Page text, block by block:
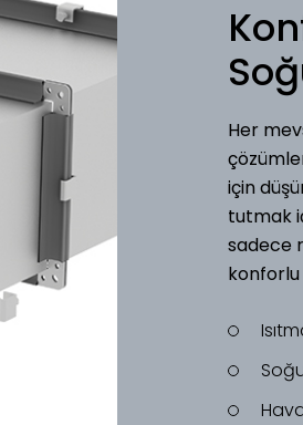
Her
için
tutmak
sadece